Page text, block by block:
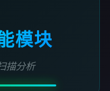
模块
描分析